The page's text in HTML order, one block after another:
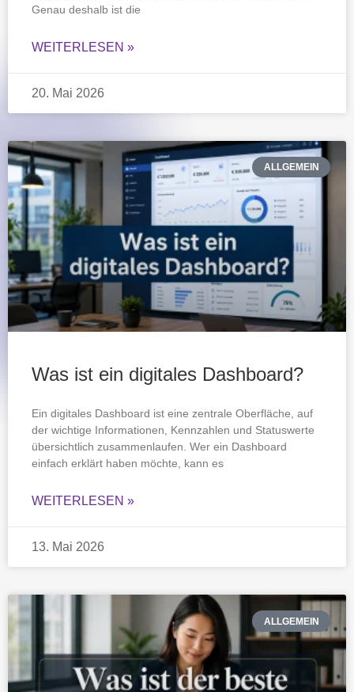
Genau deshalb ist die
WEITERLESEN »
20. Mai 2026
ALLGEMEIN
Was ist ein digitales Dashboard?
Ein digitales Dashboard ist eine zentrale Oberfläche, auf
der wichtige Informationen, Kennzahlen und Statuswerte
übersichtlich zusammenlaufen. Wer ein Dashboard
einfach erklärt haben möchte, kann es
WEITERLESEN »
13. Mai 2026
ALLGEMEIN